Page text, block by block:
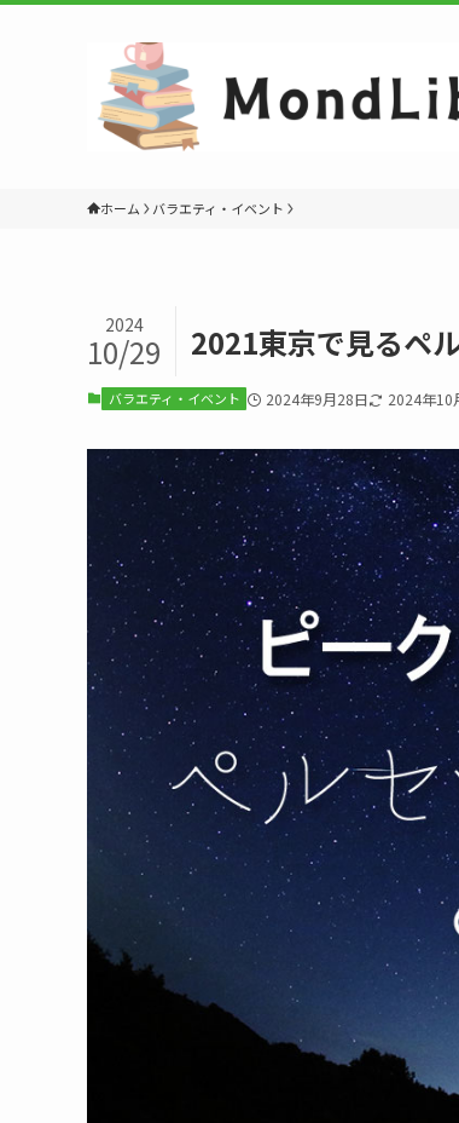
ホーム バラエティ・イベント
2021東京で見るペ
2024
10/29
バラエティ・イベント 2024年9月28日 2024年10